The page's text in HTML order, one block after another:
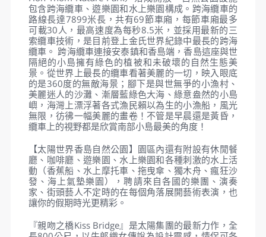
早餐：飯店內用
午餐：香島百匯自助餐
晚餐：888海鮮燒烤吃到飽
住宿：PREMIER RESIDENCES(五星 翡翠灣渡假酒店) 或
同等級